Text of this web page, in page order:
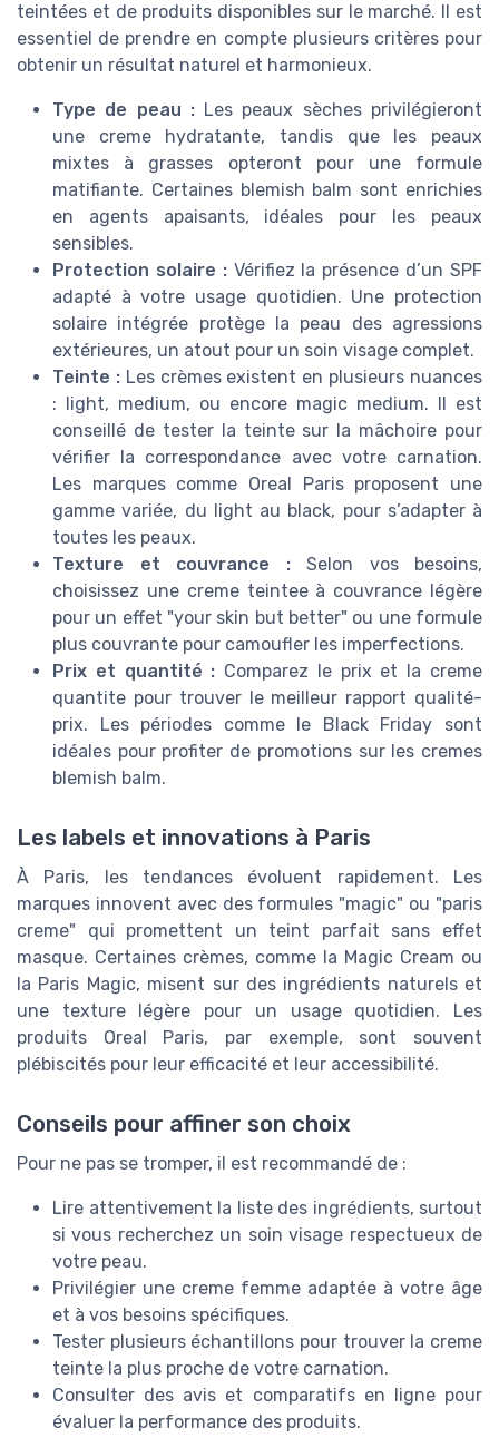
teintées et de produits disponibles sur le marché. Il est
essentiel de prendre en compte plusieurs critères pour
obtenir un résultat naturel et harmonieux.
Type de peau :Les peaux sèches privilégieront
une creme hydratante, tandis que les peaux
mixtes à grasses opteront pour une formule
matifiante. Certaines blemish balm sont enrichies
en agents apaisants, idéales pour les peaux
sensibles.
Protection solaire :Vérifiez la présence d’un SPF
adapté à votre usage quotidien. Une protection
solaire intégrée protège la peau des agressions
extérieures, un atout pour un soin visage complet.
Teinte :Les crèmes existent en plusieurs nuances
: light, medium, ou encore magic medium. Il est
conseillé de tester la teinte sur la mâchoire pour
vérifier la correspondance avec votre carnation.
Les marques comme Oreal Paris proposent une
gamme variée, du light au black, pour s’adapter à
toutes les peaux.
Texture et couvrance :Selon vos besoins,
choisissez une creme teintee à couvrance légère
pour un effet "your skin but better" ou une formule
plus couvrante pour camoufler les imperfections.
Prix et quantité : Comparez le prix et la creme
quantite pour trouver le meilleur rapport qualité-
prix. Les périodes comme le Black Friday sont
idéales pour profiter de promotions sur les cremes
blemish balm.
Les labels et innovations à Paris
À Paris, les tendances évoluent rapidement. Les
marques innovent avec des formules "magic" ou "paris
creme" qui promettent un teint parfait sans effet
masque. Certaines crèmes, comme la Magic Cream ou
la Paris Magic, misent sur des ingrédients naturels et
une texture légère pour un usage quotidien. Les
produits Oreal Paris, par exemple, sont souvent
plébiscités pour leur efficacité et leur accessibilité.
Conseils pour affiner son choix
Pour ne pas se tromper, il est recommandé de :
Lire attentivement la liste des ingrédients, surtout
si vous recherchez un soin visage respectueux de
votre peau.
Privilégier une creme femme adaptée à votre âge
et à vos besoins spécifiques.
Tester plusieurs échantillons pour trouver la creme
teinte la plus proche de votre carnation.
Consulter des avis et comparatifs en ligne pour
évaluer la performance des produits.